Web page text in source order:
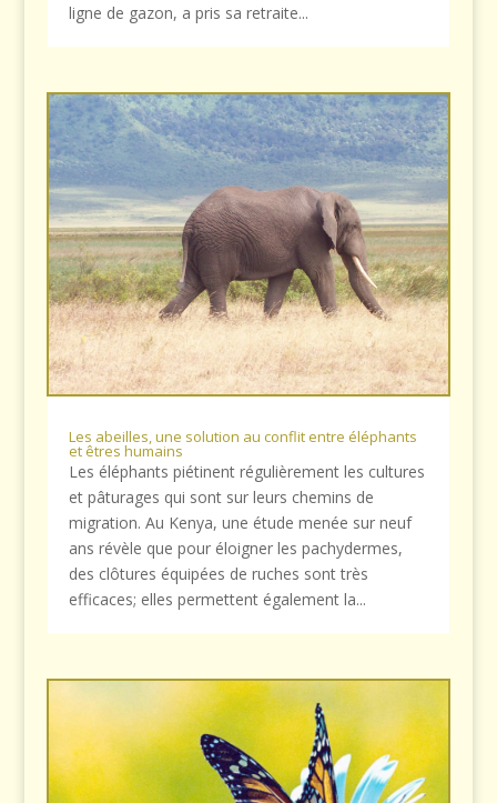
ligne de gazon, a pris sa retraite...
Les abeilles, une solution au conflit entre éléphants
et êtres humains
Les éléphants piétinent régulièrement les cultures
et pâturages qui sont sur leurs chemins de
migration. Au Kenya, une étude menée sur neuf
ans révèle que pour éloigner les pachydermes,
des clôtures équipées de ruches sont très
efficaces; elles permettent également la...